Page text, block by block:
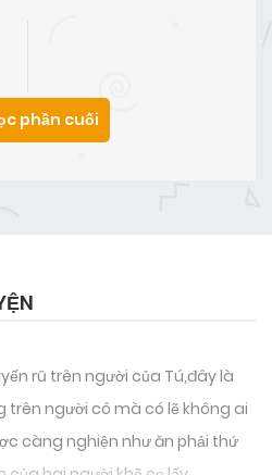
phần cuối
rũ trên người của Tú,đây là
người cô mà có lẽ không ai
càng nghiện như ăn phải thứ